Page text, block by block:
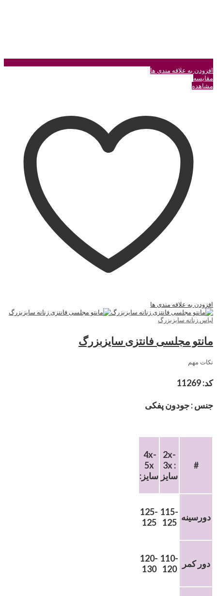
افزودن به علاقه مندی ها
مقایسه
مشاهده
افزودن به علاقه مندی ها
لباس زنانه سایزبزرگ
مانتو مجلسی فانتزی سایزبزرگ
نکات مهم
کد: 11269
جنس : جودون پفکی
4x-
5x
:سایز
2x-
3x :
سایز
#
125-
125
115-
125 دورسینه
120-
130
110-
120
دور کمر